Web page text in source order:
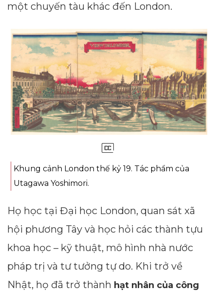
một chuyến tàu khác đến London.
Khung cảnh London thế kỷ 19. Tác phẩm của
Utagawa Yoshimori.
Họ học tại Đại học London, quan sát xã
hội phương Tây và học hỏi các thành tựu
khoa học – kỹ thuật, mô hình nhà nước
pháp trị và tư tưởng tự do. Khi trở về
Nhật, họ đã trở thành hạt nhân của công